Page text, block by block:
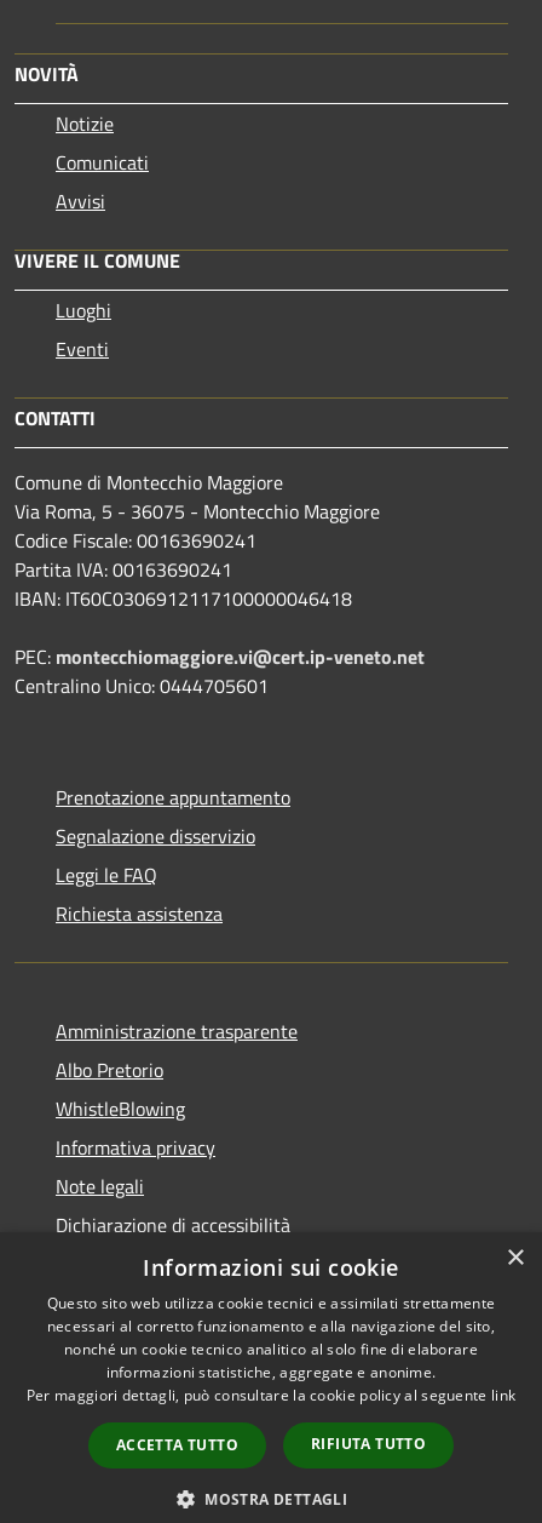
NOVITÀ
Notizie
Comunicati
Avvisi
VIVERE IL COMUNE
Luoghi
Eventi
CONTATTI
Comune di Montecchio Maggiore
Via Roma, 5 - 36075 - Montecchio Maggiore
Codice Fiscale: 00163690241
Partita IVA: 00163690241
IBAN: IT60C0306912117100000046418
PEC: montecchiomaggiore.vi@cert.ip-veneto.net
Centralino Unico: 0444705601
Prenotazione appuntamento
Segnalazione disservizio
Leggi le FAQ
Richiesta assistenza
Amministrazione trasparente
Albo Pretorio
WhistleBlowing
Informativa privacy
Note legali
Dichiarazione di accessibilità
Accessibilità
Privacy
Mappa del sito
Obiettivi di accessibilità
Copyright © 2026 • Città di
Montecchio Maggiore •
Powered byMunicipium •
Accesso redazione
×
Informazioni sui cookie
Questo sito web utilizza cookie tecnici e assimilati strettamente
necessari al corretto funzionamento e alla navigazione del sito,
nonché un cookie tecnico analitico al solo fine di elaborare
informazioni statistiche, aggregate e anonime.
Per maggiori dettagli, può consultare la cookie policy al seguente link
ACCETTA TUTTO RIFIUTA TUTTO
MOSTRA DETTAGLI